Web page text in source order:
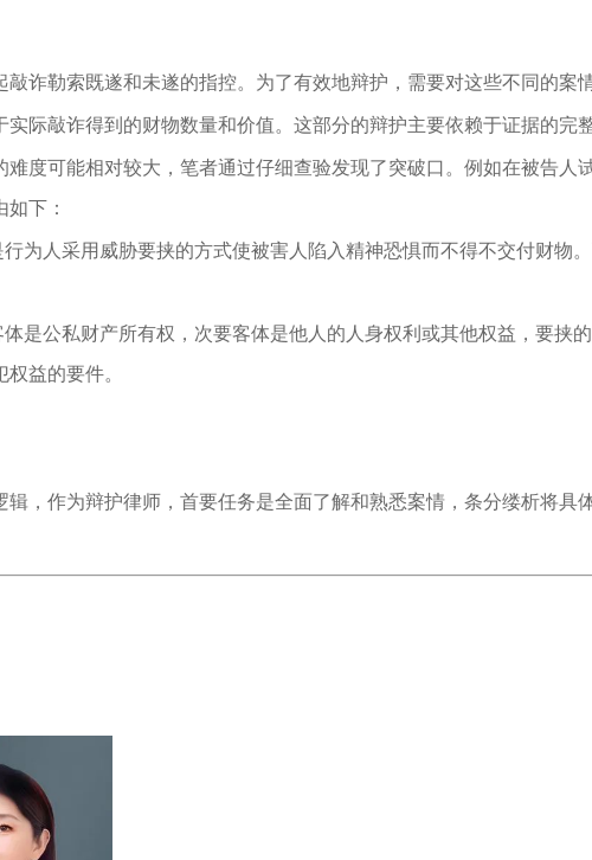
敲诈勒索既遂和未遂的指控。为了有效地辩护，需要对这些不同的案
实际敲诈得到的财物数量和价值。这部分的辩护主要依赖于证据的完
难度可能相对较大，笔者通过仔细查验发现了突破口。例如在被告
下：
为人采用威胁要挟的方式使被害人陷入精神恐惧而不得不交付财物
是公私财产所有权，次要客体是他人的人身权利或其他权益，要挟
益的要件。
辑，作为辩护律师，首要任务是全面了解和熟悉案情，条分缕析将具